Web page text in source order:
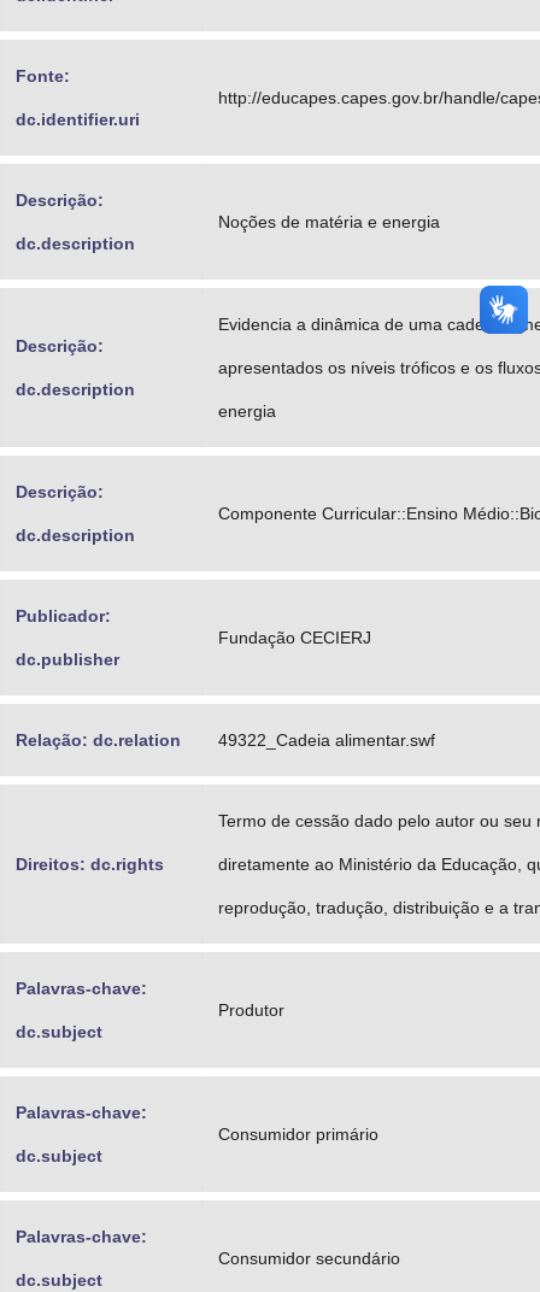
Fonte:
dc.identifier.uri
http://educapes.capes.gov.br/handle/
Descrição:
dc.description
Noções de matéria e energia
Descrição:
dc.description
Evidencia a dinâmica de uma cadeia
apresentados os níveis tróficos e os
energia
Descrição:
dc.description
Componente Curricular::Ensino
Publicador:
dc.publisher
Fundação CECIERJ
Relação: dc.relation 49322_Cadeia alimentar.swf
Direitos: dc.rights
Termo de cessão dado pelo autor ou seu
diretamente ao Ministério da Educação,
reprodução, tradução, distribuição e a
Palavras-chave:
dc.subject
Produtor
Palavras-chave:
dc.subject
Consumidor primário
Palavras-chave:
dc.subject
Consumidor secundário